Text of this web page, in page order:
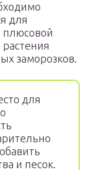
для
плюсовой
заморозков.
для
и песок.